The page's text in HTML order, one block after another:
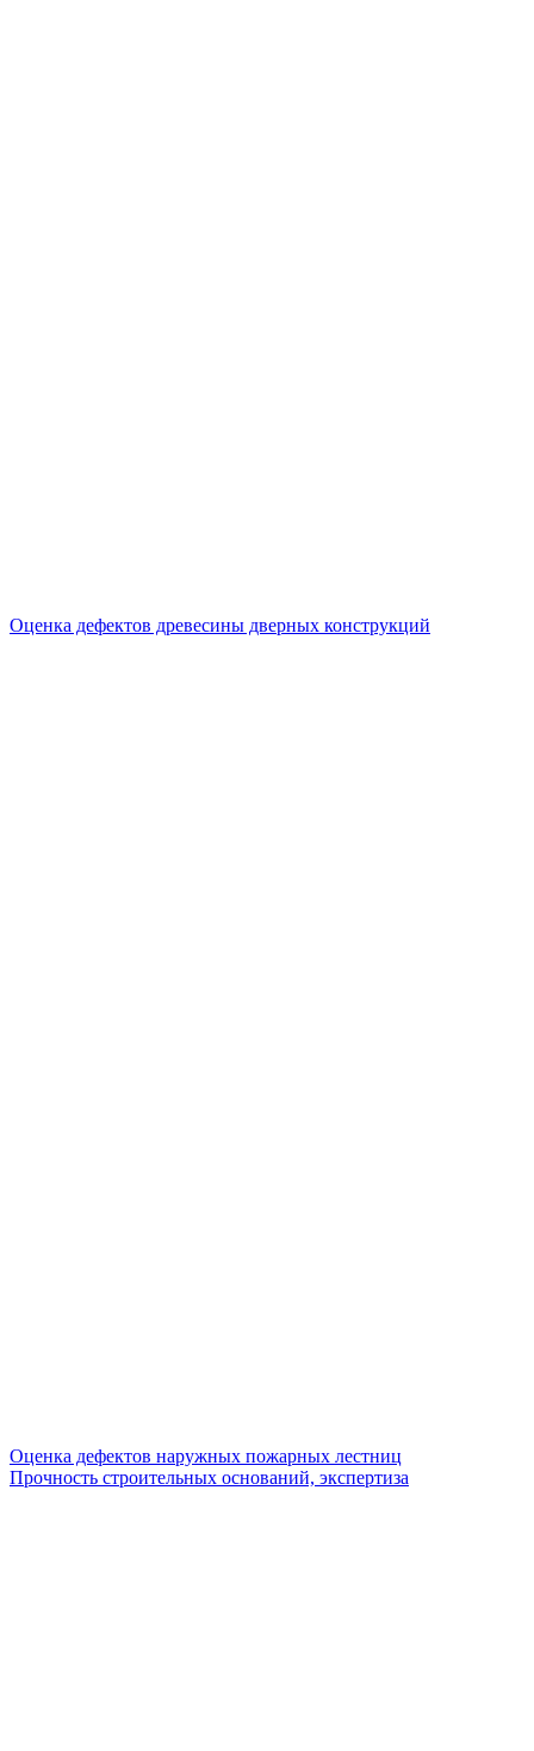
Оценка дефектов древесины дверных конструкций
Оценка дефектов наружных пожарных лестниц
Прочность строительных оснований, экспертиза